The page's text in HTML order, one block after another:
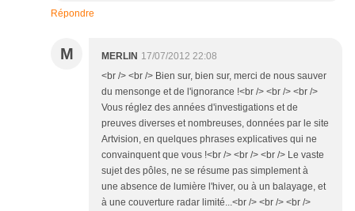
Répondre
M MERLIN 17/07/2012 22:08
<br /> <br /> Bien sur, bien sur, merci de nous sauver
du mensonge et de l'ignorance !<br /> <br /> <br />
Vous réglez des années d'investigations et de
preuves diverses et nombreuses, données par le site
Artvision, en quelques phrases explicatives qui ne
convainquent que vous !<br /> <br /> <br /> Le vaste
sujet des pôles, ne se résume pas simplement à
une absence de lumière l'hiver, ou à un balayage, et
à une couverture radar limité...<br /> <br /> <br />